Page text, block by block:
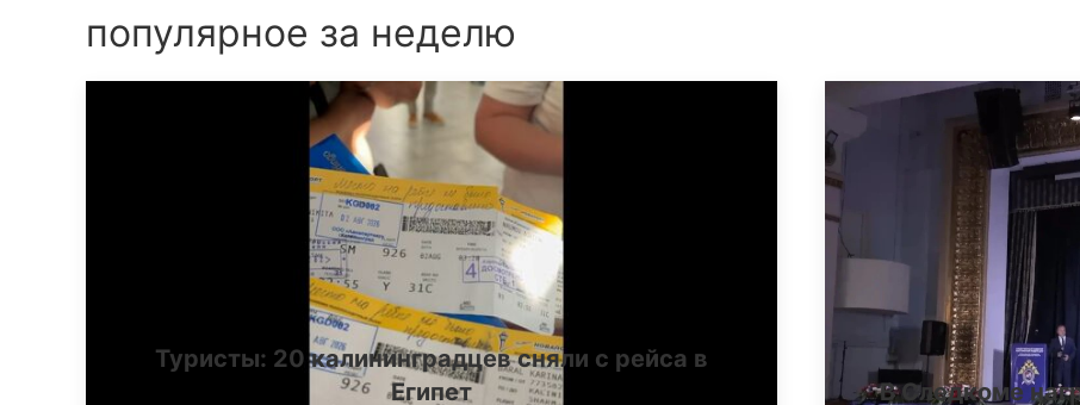
популярное за неделю
Туристы: 20 калининградцев сняли с рейса в
Египет
В Следкоме